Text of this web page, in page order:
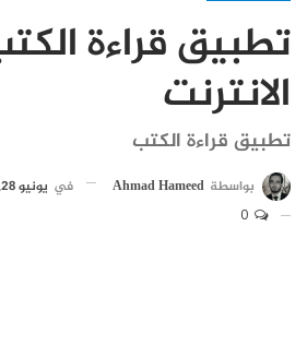
تطبيق قراءة
الانترنت
تطبيق قراءة الكتب
بواسطة Ahmad Hameed في يونيو 28, 2020